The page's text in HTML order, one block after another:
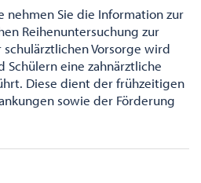
nehmen Sie die Information zur
Reihenuntersuchung zur
schulärztlichen Vorsorge wird
Schülern eine zahnärztliche
Diese dient der frühzeitigen
sowie der Förderung